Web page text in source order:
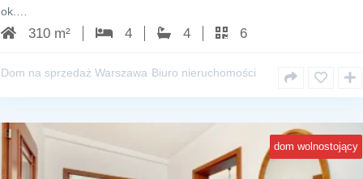
ok.…
310 m² 4 4 6
Dom na sprzedaż Warszawa Biuro nieruchomości
dom wolnostojący